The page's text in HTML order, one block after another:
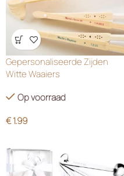
Wensenlijst
Gepersonaliseerde Zijden
Witte Waaiers
Op voorraad
€1.99